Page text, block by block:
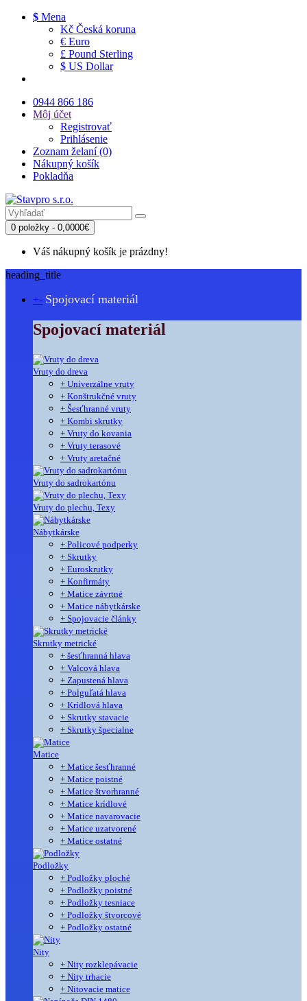
$ Mena
Kč Česká koruna
€ Euro
£ Pound Sterling
$ US Dollar
0944 866 186
Môj účet
Registrovať
Prihlásenie
Zoznam želaní (0)
Nákupný košík
Pokladňa
0 položky - 0,0000€
Váš nákupný košík je prázdny!
heading_title
+- Spojovací materiál
Spojovací materiál
Vruty do dreva
+ Univerzálne vruty
+ Konštrukčné vruty
+ Šesťhranné vruty
+ Kombi skrutky
+ Vruty do kovania
+ Vruty terasové
+ Vruty aretačné
Vruty do sadrokartónu
Vruty do plechu, Texy
Nábytkárske
+ Policové podperky
+ Skrutky
+ Euroskrutky
+ Konfirmáty
+ Matice závrtné
+ Matice nábytkárske
+ Spojovacie články
Skrutky metrické
+ šesťhranná hlava
+ Valcová hlava
+ Zapustená hlava
+ Polguľatá hlava
+ Krídlová hlava
+ Skrutky stavacie
+ Skrutky špecialne
Matice
+ Matice šesťhranné
+ Matice poistné
+ Matice štvorhranné
+ Matice krídlové
+ Matice navarovacie
+ Matice uzatvorené
+ Matice ostatné
Podložky
+ Podložky ploché
+ Podložky poistné
+ Podložky tesniace
+ Podložky štvorcové
+ Podložky ostatné
Nity
+ Nity rozklepávacie
+ Nity trhacie
+ Nitovacie matice